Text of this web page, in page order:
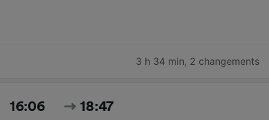
3 h 34 min, 2 changements
16:06 18:47